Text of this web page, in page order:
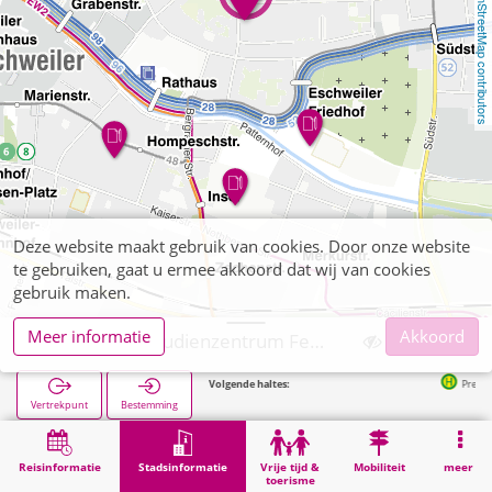
OpenStreetMap contributors
Reisinformatie Stadsinformatie
Vrije tijd &
toerisme
Mobiliteit meer
Vertrekpunt Bestemming
Volgende haltes: Preyerstraße in
Stadsinformatie Opleiding Eschweiler, Studienzentrum Fernuniversität Hagen
Deze website maakt gebruik van cookies. Door onze website
te gebruiken, gaat u ermee akkoord dat wij van cookies
gebruik maken.
Meer informatie
Akkoord